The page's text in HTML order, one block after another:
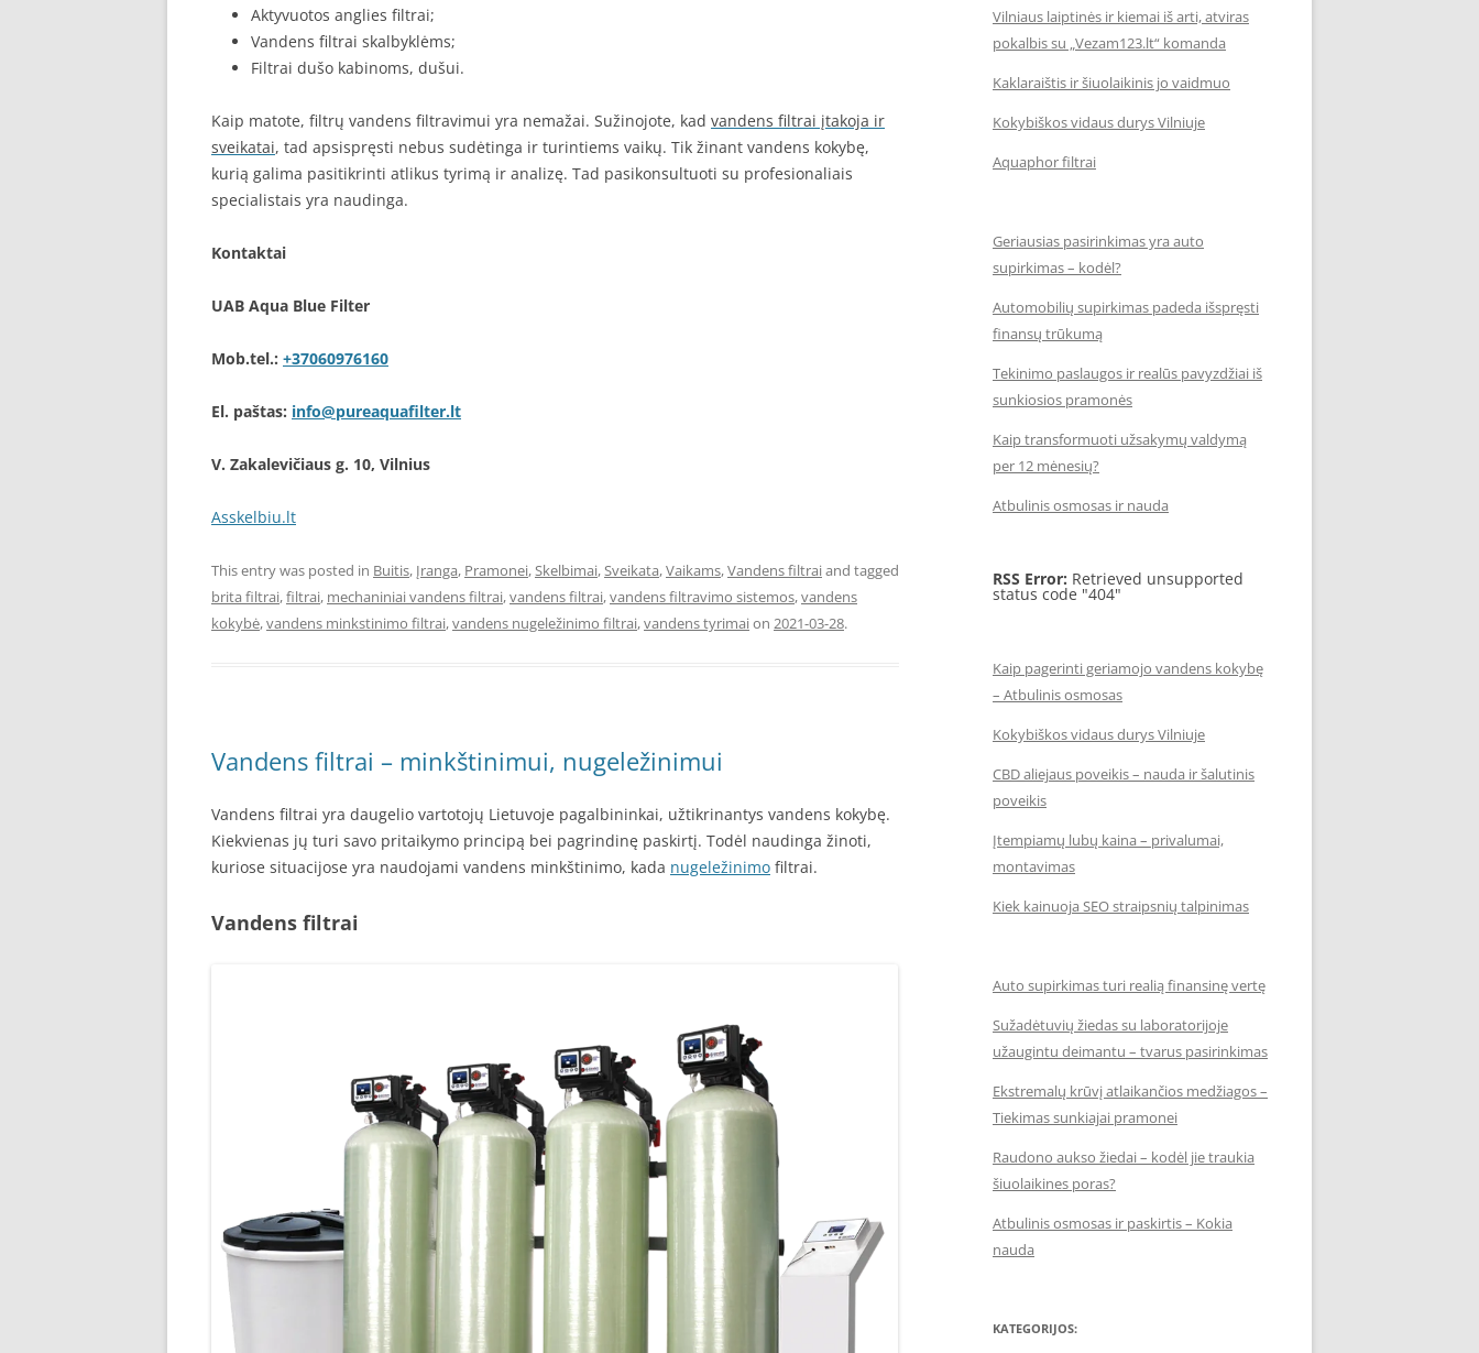
Aktyvuotos anglies filtrai;
Vandens filtrai skalbyklėms;
Filtrai dušo kabinoms, dušui.
Kaip matote, filtrų vandens filtravimui yra nemažai. Sužinojote, kad vandens filtrai įtakoja ir
sveikatai, tad apsispręsti nebus sudėtinga ir turintiems vaikų. Tik žinant vandens kokybę,
kurią galima pasitikrinti atlikus tyrimą ir analizę. Tad pasikonsultuoti su profesionaliais
specialistais yra naudinga.
Kontaktai
UAB Aqua Blue Filter
Mob.tel.: +37060976160
El. paštas: info@pureaquafilter.lt
V. Zakalevičiaus g. 10, Vilnius
Asskelbiu.lt
This entry was posted in Buitis, Įranga, Pramonei,Skelbimai,Sveikata,Vaikams,Vandens filtraiand tagged
brita filtrai,filtrai, mechaniniai vandens filtrai,vandens filtrai,vandens filtravimo sistemos,vandens
kokybė,vandens minkstinimo filtrai,vandens nugeležinimo filtrai,vandens tyrimaion 2021-03-28.
Vandens filtrai – minkštinimui, nugeležinimui
Vandens filtrai yra daugelio vartotojų Lietuvoje pagalbininkai, užtikrinantys vandens kokybę.
Kiekvienas jų turi savo pritaikymo principą bei pagrindinę paskirtį. Todėl naudinga žinoti,
kuriose situacijose yra naudojami vandens minkštinimo, kada nugeležinimo filtrai.
Vandens filtrai
Vilniaus laiptinės ir kiemai iš arti, atviras
pokalbis su „Vezam123.lt“ komanda
Kaklaraištis ir šiuolaikinis jo vaidmuo
Kokybiškos vidaus durys Vilniuje
Aquaphor filtrai
Geriausias pasirinkimas yra auto
supirkimas – kodėl?
Automobilių supirkimas padeda išspręsti
finansų trūkumą
Tekinimo paslaugos ir realūs pavyzdžiai iš
sunkiosios pramonės
Kaip transformuoti užsakymų valdymą
per 12 mėnesių?
Atbulinis osmosas ir nauda
RSS Error: Retrieved unsupported
status code "404"
Kaip pagerinti geriamojo vandens kokybę
– Atbulinis osmosas
Kokybiškos vidaus durys Vilniuje
CBD aliejaus poveikis – nauda ir šalutinis
poveikis
Įtempiamų lubų kaina – privalumai,
montavimas
Kiek kainuoja SEO straipsnių talpinimas
Auto supirkimas turi realią finansinę vertę
Sužadėtuvių žiedas su laboratorijoje
užaugintu deimantu – tvarus pasirinkimas
Ekstremalų krūvį atlaikančios medžiagos –
Tiekimas sunkiajai pramonei
Raudono aukso žiedai – kodėl jie traukia
šiuolaikines poras?
Atbulinis osmosas ir paskirtis – Kokia
nauda
KATEGORIJOS: